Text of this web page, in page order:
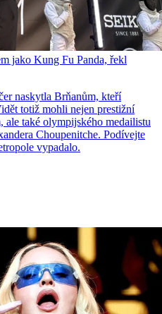
jako Kung Fu Panda, řekl
naskytla Brňanům, kteří
totiž mohli nejen prestižní
ale také olympijského medailistu
Choupenitche. Podívejte
vypadalo.